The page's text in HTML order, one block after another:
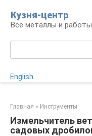
контенту
Кузня-центр
Все металлы и
English
Главная » Инструменты
Измельчитель
садовых